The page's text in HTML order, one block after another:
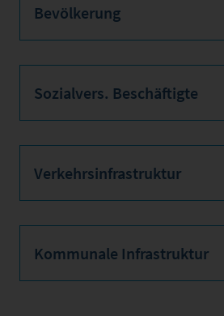
Bevölkerung
Sozialvers. Beschäftigte
Verkehrsinfrastruktur
Kommunale Infrastruktur